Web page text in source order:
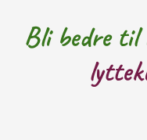
Bli bedre